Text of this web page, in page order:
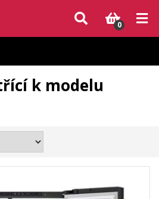
může dodání dílů, které nejsou skladem,
za pochopení.
0
k modelu